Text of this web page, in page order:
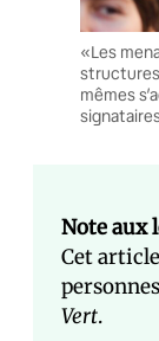
«Les
mêmes
Note aux
Cet
Vert.